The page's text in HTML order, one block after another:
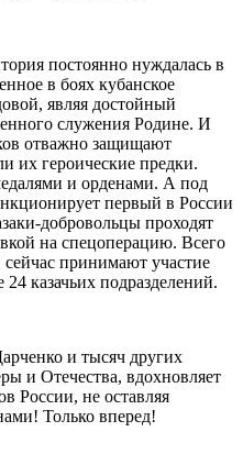
постоянно нуждалась в
в боях кубанское
являя достойный
служения Родине. И
отважно защищают
их героические предки.
и орденами. А под
первый в России
добровольцы проходят
на спецоперацию. Всего
принимают участие
24 казачьих подразделений.
и тысяч других
и Отечества, вдохновляет
России, не оставляя
Только вперед!